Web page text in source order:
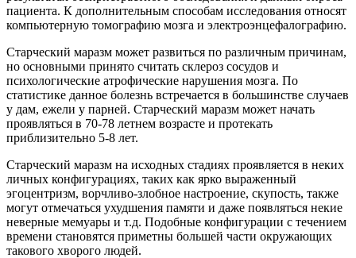
пациента. К дополнительным способам исследования относят
компьютерную томографию мозга и электроэнцефалографию.
Старческий маразм может развиться по различным причинам,
но основными принято считать склероз сосудов и
психологические атрофические нарушения мозга. По
статистике данное болезнь встречается в большинстве случаев
у дам, ежели у парней. Старческий маразм может начать
проявляться в 70-78 летнем возрасте и протекать
приблизительно 5-8 лет.
Старческий маразм на исходных стадиях проявляется в неких
личных конфигурациях, таких как ярко выраженный
эгоцентризм, ворчливо-злобное настроение, скупость, также
могут отмечаться ухудшения памяти и даже появляться некие
неверные мемуары и т.д. Подобные конфигурации с течением
времени становятся приметны большей части окружающих
такового хворого людей.